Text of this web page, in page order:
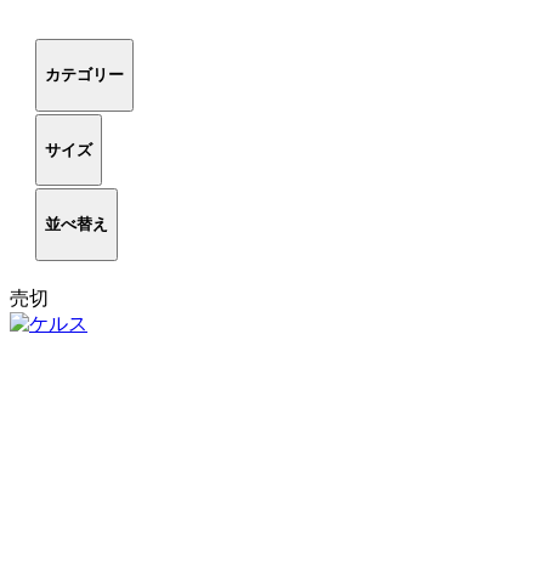
カテゴリー
サイズ
並べ替え
売切